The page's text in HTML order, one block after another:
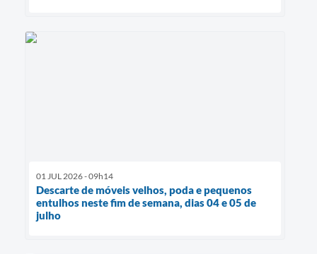
01 JUL 2026 - 09h14
Descarte de móveis velhos, poda e pequenos
entulhos neste fim de semana, dias 04 e 05 de
julho